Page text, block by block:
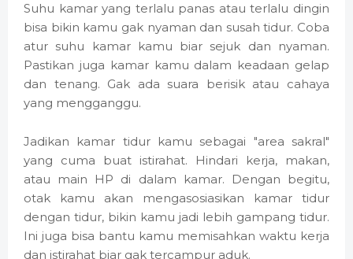
Suhu kamar yang terlalu panas atau terlalu dingin
bisa bikin kamu gak nyaman dan susah tidur. Coba
atur suhu kamar kamu biar sejuk dan nyaman.
Pastikan juga kamar kamu dalam keadaan gelap
dan tenang. Gak ada suara berisik atau cahaya
yang mengganggu.
Jadikan kamar tidur kamu sebagai "area sakral"
yang cuma buat istirahat. Hindari kerja, makan,
atau main HP di dalam kamar. Dengan begitu,
otak kamu akan mengasosiasikan kamar tidur
dengan tidur, bikin kamu jadi lebih gampang tidur.
Ini juga bisa bantu kamu memisahkan waktu kerja
dan istirahat biar gak tercampur aduk.